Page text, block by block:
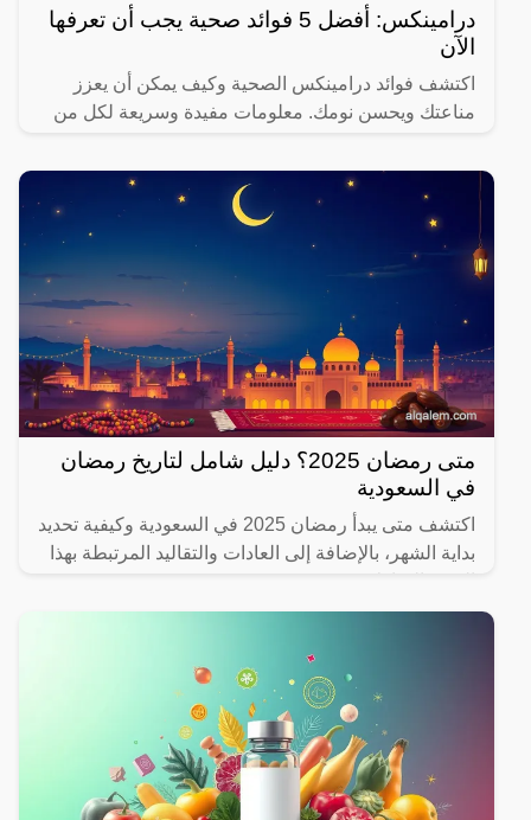
درامينكس: أفضل 5 فوائد صحية يجب أن تعرفها
الآن
اكتشف فوائد درامينكس الصحية وكيف يمكن أن يعزز
مناعتك ويحسن نومك. معلومات مفيدة وسريعة لكل من
متى رمضان 2025؟ دليل شامل لتاريخ رمضان
في السعودية
اكتشف متى يبدأ رمضان 2025 في السعودية وكيفية تحديد
بداية الشهر، بالإضافة إلى العادات والتقاليد المرتبطة بهذا